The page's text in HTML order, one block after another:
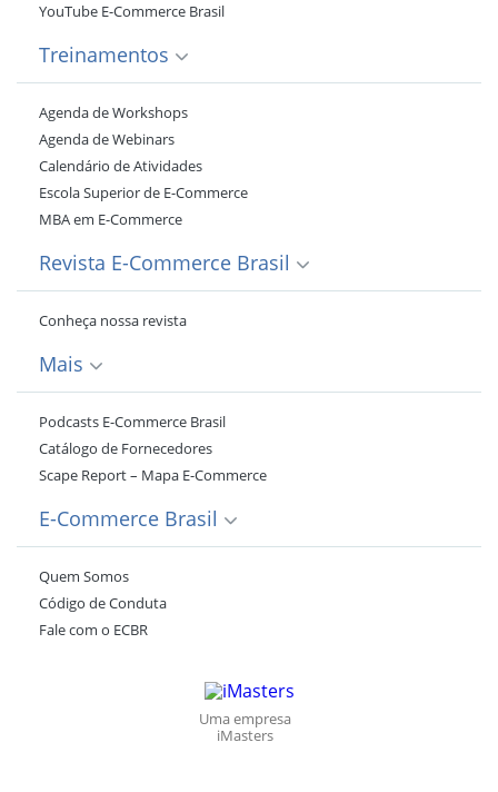
YouTube E-Commerce Brasil
Treinamentos
Agenda de Workshops
Agenda de Webinars
Calendário de Atividades
Escola Superior de E-Commerce
MBA em E-Commerce
Revista E-Commerce Brasil
Conheça nossa revista
Mais
Podcasts E-Commerce Brasil
Catálogo de Fornecedores
Scape Report – Mapa E-Commerce
E-Commerce Brasil
Quem Somos
Código de Conduta
Fale com o ECBR
Uma empresa
iMasters